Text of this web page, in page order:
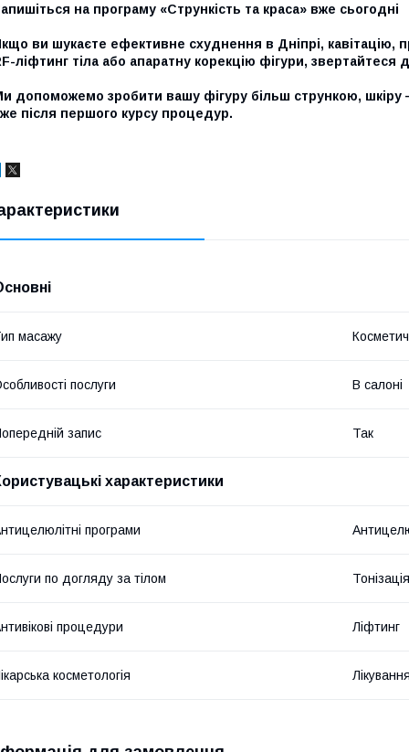
на програму «Стрункість та краса» вже сьогодні
ви шукаєте ефективне схуднення в Дніпрі, кавітацію,
ліфтинг тіла або апаратну корекцію фігури,
допоможемо зробити вашу фігуру більш стрункою,
після першого курсу процедур.
масажу
послуги В салоні
запис Так
характеристики
програми
по догляду за тілом Тонізація
процедури Ліфтинг
косметологія